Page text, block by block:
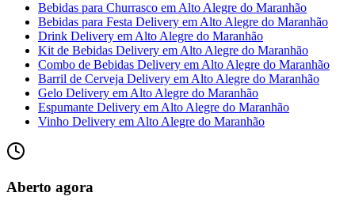
Bebidas para Churrasco emAlto Alegre do Maranhão
Bebidas para Festa Delivery emAlto Alegre do Maranhão
Drink Delivery emAlto Alegre do Maranhão
Kit de Bebidas Delivery emAlto Alegre do Maranhão
Combo de Bebidas Delivery emAlto Alegre do Maranhão
Barril de Cerveja Delivery emAlto Alegre do Maranhão
Gelo Delivery emAlto Alegre do Maranhão
Espumante Delivery emAlto Alegre do Maranhão
Vinho Delivery emAlto Alegre do Maranhão
Aberto agora